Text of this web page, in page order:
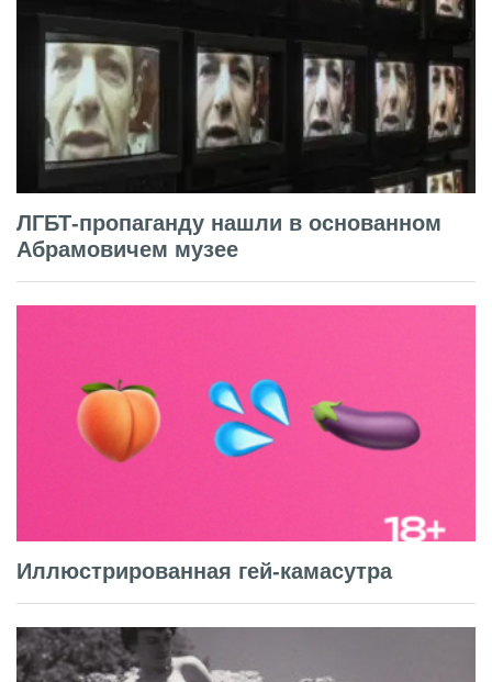
ЛГБТ-пропаганду нашли в основанном
Абрамовичем музее
Иллюстрированная гей-камасутра